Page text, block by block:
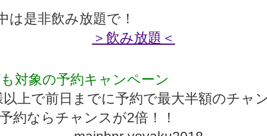
は是非飲み放題で！
＞飲み放題＜
対象の予約キャンペーン
以上で前日までに予約で最大半額のチャ
約ならチャンスが2倍！！